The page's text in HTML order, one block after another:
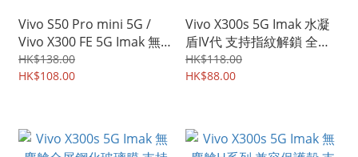
Vivo S50 Pro mini 5G /
Vivo X300 FE 5G Imak 無
塵艙H系列 兼容保護殼 支
持指紋解鎖 屏幕防爆 強化
HK$138.00
HK$108.00
Vivo X300s 5G Imak 水凝
盾IV代 支持指紋解鎖 全屏
覆蓋保護貼 高清透明 水凝
貼 9995A
HK$118.00
HK$88.00